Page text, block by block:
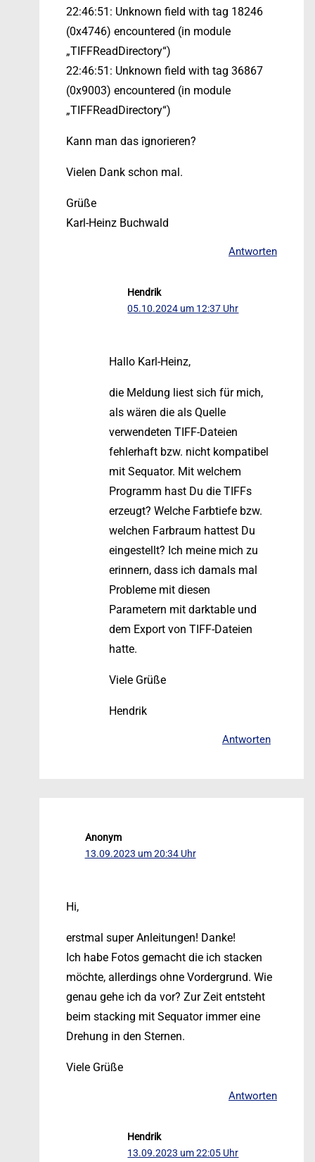
22:46:51: Unknown field with tag 18246
(0x4746) encountered (in module
„TIFFReadDirectory“)
22:46:51: Unknown field with tag 36867
(0x9003) encountered (in module
„TIFFReadDirectory“)
Kann man das ignorieren?
Vielen Dank schon mal.
Grüße
Karl-Heinz Buchwald
Antworten
Hendrik
05.10.2024 um 12:37 Uhr
Hallo Karl-Heinz,
die Meldung liest sich für mich,
als wären die als Quelle
verwendeten TIFF-Dateien
fehlerhaft bzw. nicht kompatibel
mit Sequator. Mit welchem
Programm hast Du die TIFFs
erzeugt? Welche Farbtiefe bzw.
welchen Farbraum hattest Du
eingestellt? Ich meine mich zu
erinnern, dass ich damals mal
Probleme mit diesen
Parametern mit darktable und
dem Export von TIFF-Dateien
hatte.
Viele Grüße
Hendrik
Antworten
Anonym
13.09.2023 um 20:34 Uhr
Hi,
erstmal super Anleitungen! Danke!
Ich habe Fotos gemacht die ich stacken
möchte, allerdings ohne Vordergrund. Wie
genau gehe ich da vor? Zur Zeit entsteht
beim stacking mit Sequator immer eine
Drehung in den Sternen.
Viele Grüße
Antworten
Hendrik
13.09.2023 um 22:05 Uhr